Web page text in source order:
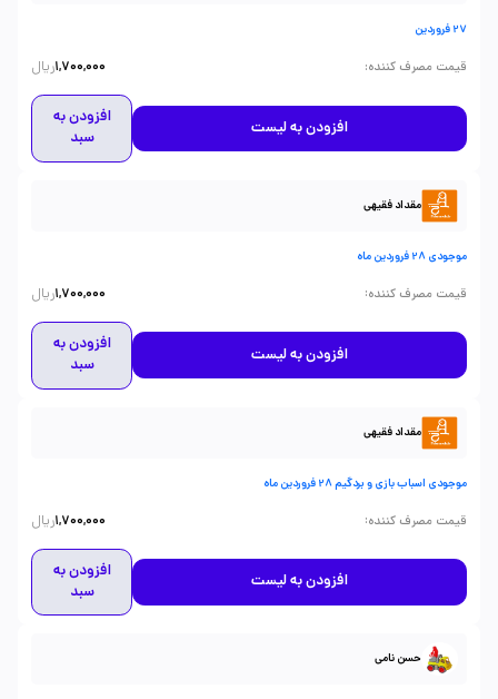
27 فروردین
قیمت مصرف کننده:
1,700,000ریال
افزودن به لیست
افزودن به
سبد
مقداد فقیهی
موجودی 28 فروردین ماه
قیمت مصرف کننده:
1,700,000ریال
افزودن به لیست
افزودن به
سبد
مقداد فقیهی
موجودی اسباب بازی و بردگیم 28 فروردین ماه
قیمت مصرف کننده:
1,700,000ریال
افزودن به لیست
افزودن به
سبد
حسن نامی